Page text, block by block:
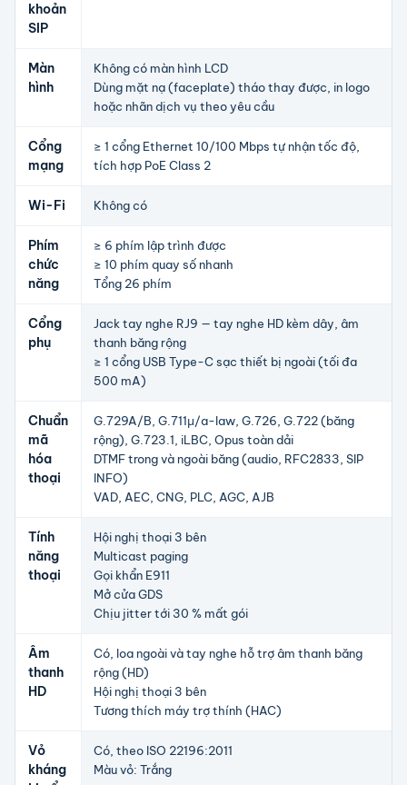
khoản
SIP
Màn
hình
Không có màn hình LCD
Dùng mặt nạ (faceplate) tháo thay được, in logo
hoặc nhãn dịch vụ theo yêu cầu
Cổng
mạng
≥ 1 cổng Ethernet 10/100 Mbps tự nhận tốc độ,
tích hợp PoE Class 2
Wi-Fi Không có
Phím
chức
năng
≥ 6 phím lập trình được
≥ 10 phím quay số nhanh
Tổng 26 phím
Cổng
phụ
Jack tay nghe RJ9 — tay nghe HD kèm dây, âm
thanh băng rộng
≥ 1 cổng USB Type-C sạc thiết bị ngoài (tối đa
500 mA)
Chuẩn
mã
hóa
thoại
G.729A/B, G.711μ/a-law, G.726, G.722 (băng
rộng), G.723.1, iLBC, Opus toàn dải
DTMF trong và ngoài băng (audio, RFC2833, SIP
INFO)
VAD, AEC, CNG, PLC, AGC, AJB
Tính
năng
thoại
Hội nghị thoại 3 bên
Multicast paging
Gọi khẩn E911
Mở cửa GDS
Chịu jitter tới 30 % mất gói
Âm
thanh
HD
Có, loa ngoài và tay nghe hỗ trợ âm thanh băng
rộng (HD)
Hội nghị thoại 3 bên
Tương thích máy trợ thính (HAC)
Vỏ
kháng
Có, theo ISO 22196:2011
Màu vỏ: Trắng